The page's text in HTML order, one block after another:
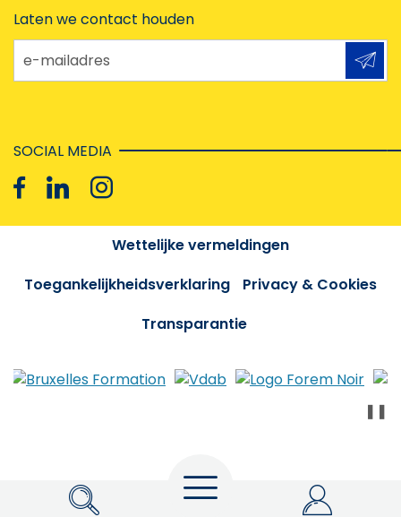
Laten we contact houden
e-mailadres
SOCIAL MEDIA
Wettelijke vermeldingen
Toegankelijkheidsverklaring
Privacy & Cookies
Transparantie
❚❚